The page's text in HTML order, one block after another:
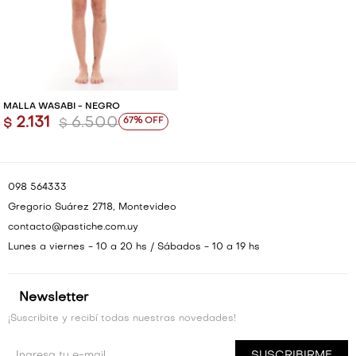
MALLA WASABI - NEGRO
$ 2.131 $ 6.500 67
Newsletter
¡Suscribite y recibí todas nuestras novedades!
098 564333
Gregorio Suárez 2718, Montevideo
contacto@pastiche.com.uy
Lunes a viernes - 10 a 20 hs / Sábados - 10 a 19 hs